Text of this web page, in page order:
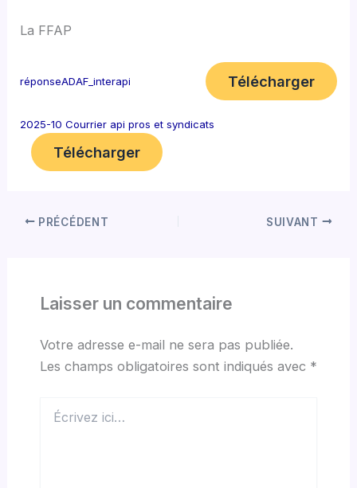
La FFAP
réponseADAF_interapi Télécharger
2025-10 Courrier api pros et syndicats
Télécharger
PRÉCÉDENT SUIVANT
Laisser un commentaire
Votre adresse e-mail ne sera pas publiée.
Les champs obligatoires sont indiqués avec *
ici…